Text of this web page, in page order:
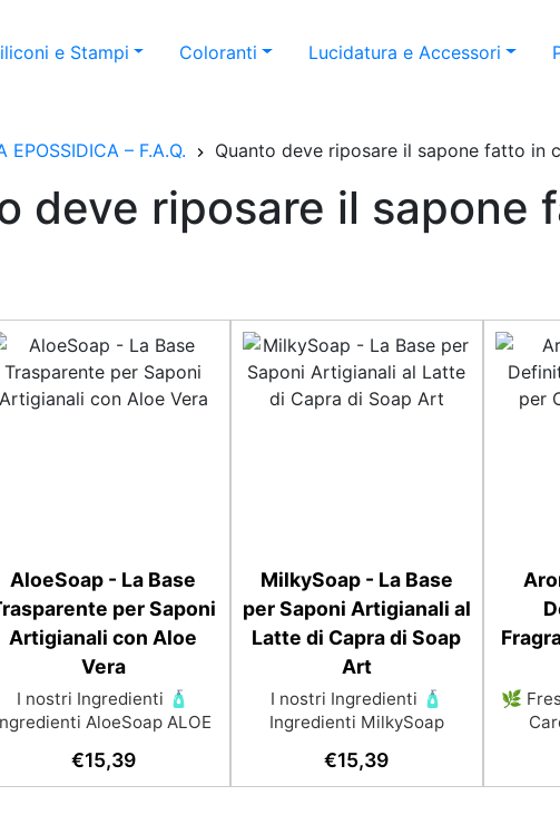
e Stampi Coloranti Lucidatura e Accessori
EPOSSIDICA – F.A.Q. Quanto deve riposare il sapone fatto in
deve riposare il sapone
AloeSoap - La Base
per Saponi
Artigianali con Aloe
Vera
I nostri Ingredienti 🧴
AloeSoap ALOE
antiossidanti, antisettiche e
GLICERINA:
€15,39
MilkySoap - La Base
per Saponi Artigianali al
Latte di Capra di Soap
Art
I nostri Ingredienti 🧴
Ingredienti MilkySoap
latte di capra intero
ricostituito per dare alla
€15,39
🌿